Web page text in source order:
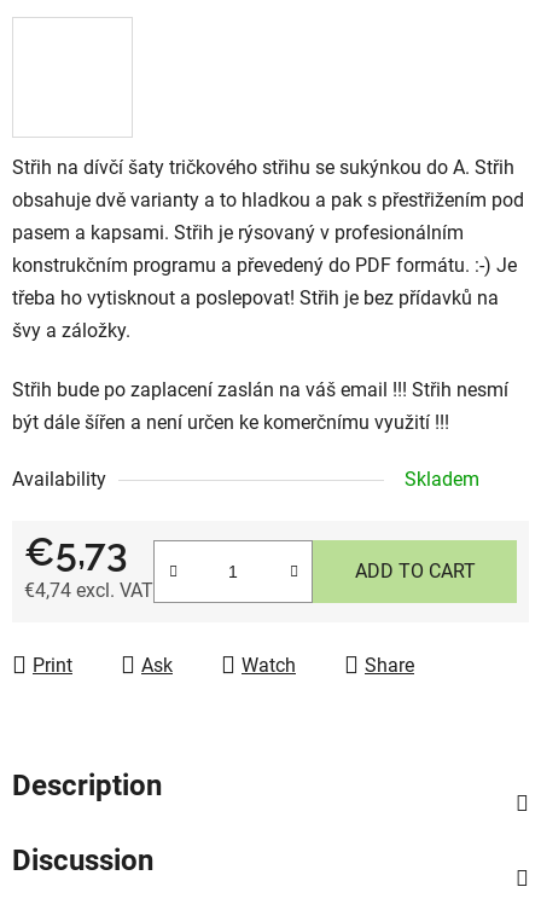
Střih na dívčí šaty tričkového střihu se sukýnkou do A. Střih
obsahuje dvě varianty a to hladkou a pak s přestřižením pod
pasem a kapsami. Střih je rýsovaný v profesionálním
konstrukčním programu a převedený do PDF formátu. :-) Je
třeba ho vytisknout a poslepovat! Střih je bez přídavků na
švy a záložky.
Střih bude po zaplacení zaslán na váš email !!! Střih nesmí
být dále šířen a není určen ke komerčnímu využití !!!
Availability Skladem
€5,73
€4,74 excl. VAT
ADD TO CART
Print Ask Watch Share
Description
Discussion